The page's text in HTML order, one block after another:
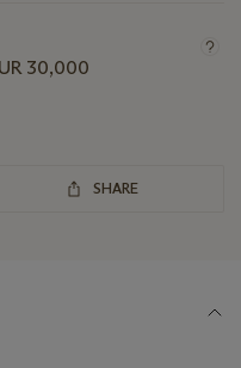
30,000
SHARE